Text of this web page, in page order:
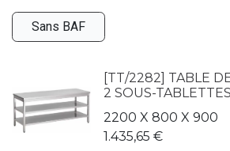
Sans BAF
[TT/2282] TABLE
2 SOUS-TABLETTES
2200 X 800 X 900
1.435,65 €